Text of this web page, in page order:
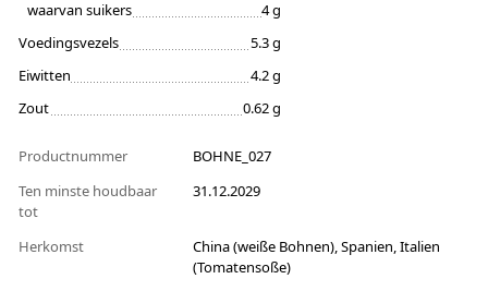
waarvan suikers
4 g
Voedingsvezels
5.3 g
Eiwitten
4.2 g
Zout
0.62 g
Productnummer
BOHNE_027
Ten minste houdbaar
tot
31.12.2029
Herkomst
China (weiße Bohnen), Spanien, Italien
(Tomatensoße)